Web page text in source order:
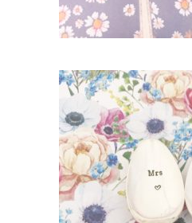
LOT DE DEUX
GRAVÉES
65,00
AJOUTER